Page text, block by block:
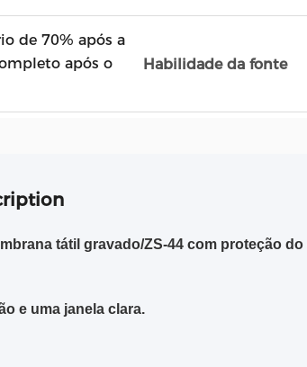
de 70% após a
após o
Habilidade da fonte
tátil gravado/ZS-44 com proteção
e uma janela clara.